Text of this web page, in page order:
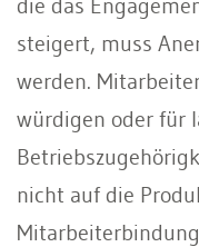
die das
steigert, muss
werden.
würdigen oder für
nicht auf die